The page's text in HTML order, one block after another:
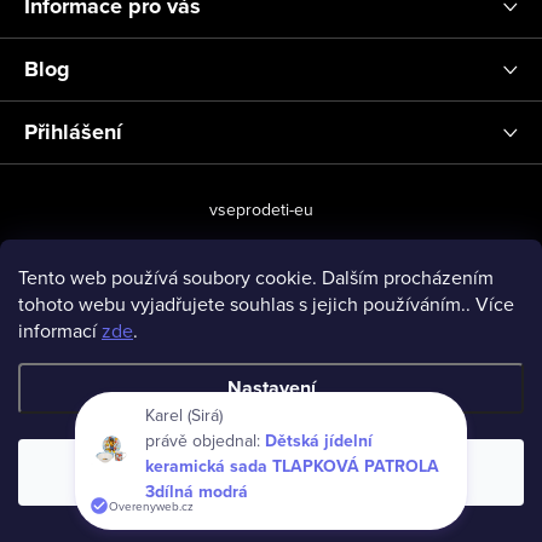
Tento web používá soubory cookie. Dalším procházením
tohoto webu vyjadřujete souhlas s jejich používáním.. Více
informacízde.
Nastavení
Souhlasím
Blog
Přihlášení
vseprodeti-eu
Copyright 2026www.vseprodeti.eu. Všechna práva vyhrazena.
Karel (Sirá)
právě objednal: Dětská jídelní
keramická sada TLAPKOVÁ PATROLA
3dílná modrá
Overenyweb.cz